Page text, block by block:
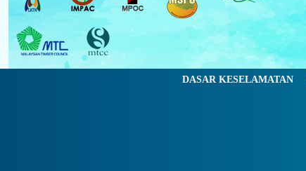
DASAR KESELAMATAN